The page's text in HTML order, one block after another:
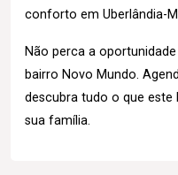
conforto em Uberlândia-
Não perca a
bairro Novo Mundo.
descubra tudo o que
sua família.